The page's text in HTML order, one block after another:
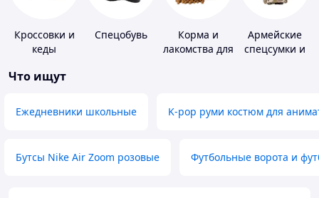
Кроссовки и
кеды
Спецобувь
Корма и
лакомства для
Армейские
спецсумки и
Что ищут
Ежедневники школьные K-pop руми костюм для
Бутсы Nike Air Zoom розовые Футбольные ворота и